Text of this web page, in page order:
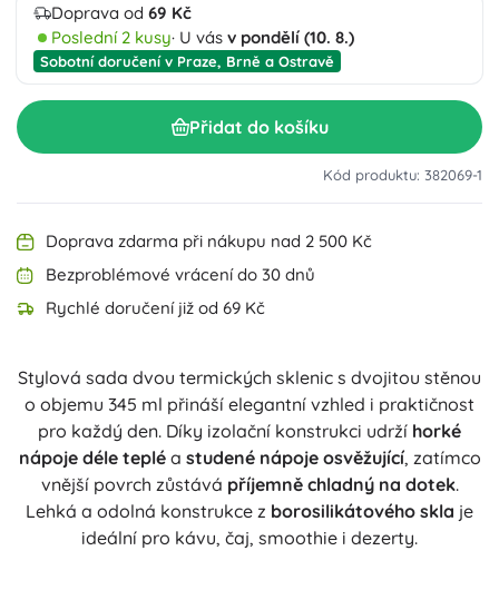
Doprava od 69 Kč
Poslední 2 kusy· U vás v pondělí (10. 8.)
Sobotní doručení v Praze, Brně a Ostravě
Přidat do košíku
Kód produktu: 382069-1
Doprava zdarma při nákupu nad 2 500 Kč
Bezproblémové vrácení do 30 dnů
Rychlé doručení již od 69 Kč
Stylová sada dvou termických sklenic s dvojitou stěnou
o objemu 345 ml přináší elegantní vzhled i praktičnost
pro každý den. Díky izolační konstrukci udrží horké
nápoje déle tepléa studené nápoje osvěžující, zatímco
vnější povrch zůstává příjemně chladný na dotek.
Lehká a odolná konstrukce z borosilikátového skla je
ideální pro kávu, čaj, smoothie i dezerty.